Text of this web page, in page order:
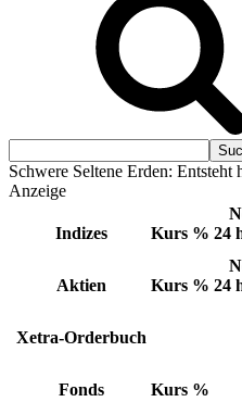
Schwere Seltene Erden:
Anzeige
Indizes Kurs % 24
Aktien Kurs % 24
Xetra-Orderbuch
Fonds Kurs %